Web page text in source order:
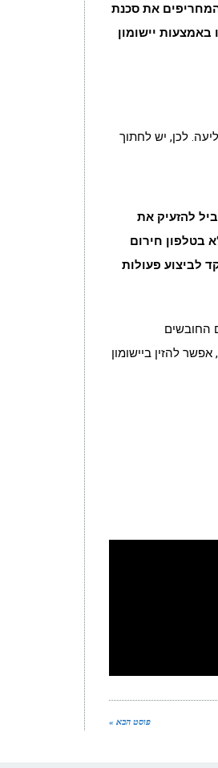
את סכנת
לפוצץ שלפוחיות, מאותה סיבה. יש להזעיק את מד"א בטלפון החירום 101 או באמצעות יישומון
לכן, יש לחתוך
להזעיק את
בטלפון חירום
לביצוע פעולות
החובשים
אפשר להזין ביישומון
פוסט הבא »